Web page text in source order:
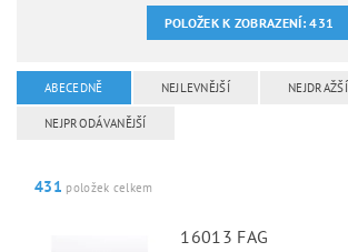
POLOŽEK K ZOBRAZENÍ:431
ABECEDNĚ NEJLEVNĚJŠÍ NEJDRAŽŠÍ
NEJPRODÁVANĚJŠÍ
431 položek celkem
16013 FAG